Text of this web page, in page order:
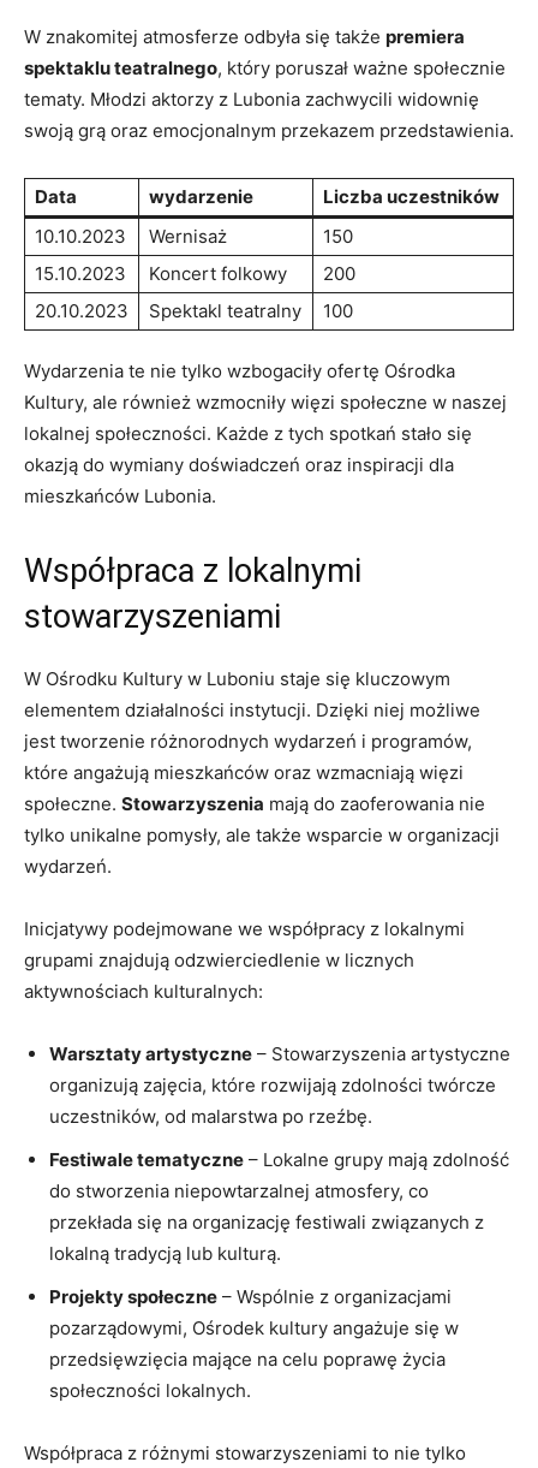
W znakomitej atmosferze odbyła się także premiera
spektaklu teatralnego, który poruszał ważne społecznie
tematy. Młodzi aktorzy z Lubonia zachwycili widownię
swoją grą oraz emocjonalnym przekazem przedstawienia.
Data wydarzenie
Liczba uczestników
10.10.2023
Wernisaż
150
15.10.2023
Koncert folkowy
200
20.10.2023
Spektakl teatralny 100
Wydarzenia te nie tylko wzbogaciły ofertę Ośrodka
Kultury, ale również wzmocniły więzi społeczne w naszej
lokalnej społeczności. Każde z tych spotkań stało się
okazją do wymiany doświadczeń oraz inspiracji dla
mieszkańców Lubonia.
Współpraca z lokalnymi
stowarzyszeniami
W Ośrodku Kultury w Luboniu staje się kluczowym
elementem działalności instytucji. Dzięki niej możliwe
jest tworzenie różnorodnych wydarzeń i programów,
które angażują mieszkańców oraz wzmacniają więzi
społeczne. Stowarzyszenia mają do zaoferowania nie
tylko unikalne pomysły, ale także wsparcie w organizacji
wydarzeń.
Inicjatywy podejmowane we współpracy z lokalnymi
grupami znajdują odzwierciedlenie w licznych
aktywnościach kulturalnych:
Warsztaty artystyczne – Stowarzyszenia artystyczne
organizują zajęcia, które rozwijają zdolności twórcze
uczestników, od malarstwa po rzeźbę.
Festiwale tematyczne – Lokalne grupy mają zdolność
do stworzenia niepowtarzalnej atmosfery, co
przekłada się na organizację festiwali związanych z
lokalną tradycją lub kulturą.
Projekty społeczne – Wspólnie z organizacjami
pozarządowymi, Ośrodek kultury angażuje się w
przedsięwzięcia mające na celu poprawę życia
społeczności lokalnych.
Współpraca z różnymi stowarzyszeniami to nie tylko